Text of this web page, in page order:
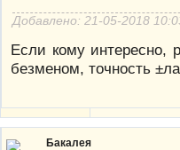
Добавлено: 21-05-2018
Если кому интересно,
безменом, точность
Бакалея